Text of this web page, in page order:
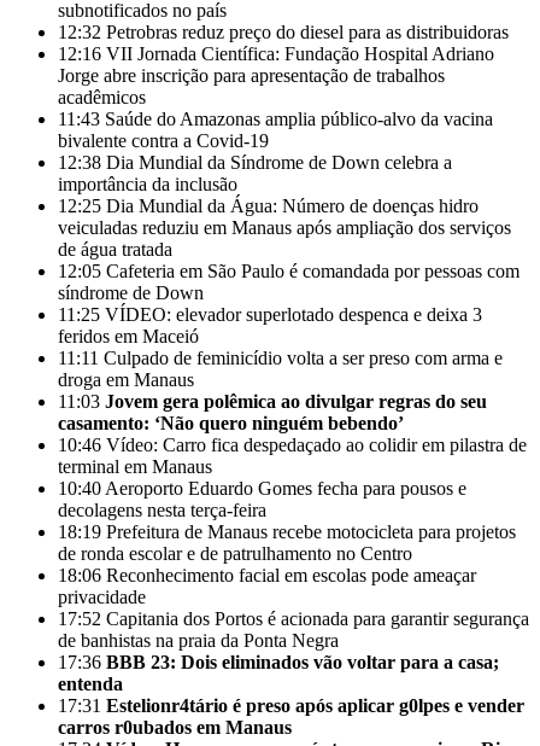
subnotificados no país
12:32 Petrobras reduz preço do diesel para as distribuidoras
12:16 VII Jornada Científica: Fundação Hospital Adriano
Jorge abre inscrição para apresentação de trabalhos
acadêmicos
11:43 Saúde do Amazonas amplia público-alvo da vacina
bivalente contra a Covid-19
12:38 Dia Mundial da Síndrome de Down celebra a
importância da inclusão
12:25 Dia Mundial da Água: Número de doenças hidro
veiculadas reduziu em Manaus após ampliação dos serviços
de água tratada
12:05 Cafeteria em São Paulo é comandada por pessoas com
síndrome de Down
11:25 VÍDEO: elevador superlotado despenca e deixa 3
feridos em Maceió
11:11 Culpado de feminicídio volta a ser preso com arma e
droga em Manaus
11:03 Jovem gera polêmica ao divulgar regras do seu
casamento: ‘Não quero ninguém bebendo’
10:46 Vídeo: Carro fica despedaçado ao colidir em pilastra de
terminal em Manaus
10:40 Aeroporto Eduardo Gomes fecha para pousos e
decolagens nesta terça-feira
18:19 Prefeitura de Manaus recebe motocicleta para projetos
de ronda escolar e de patrulhamento no Centro
18:06 Reconhecimento facial em escolas pode ameaçar
privacidade
17:52 Capitania dos Portos é acionada para garantir segurança
de banhistas na praia da Ponta Negra
17:36 BBB 23: Dois eliminados vão voltar para a casa;
entenda
17:31 Estelionr4tário é preso após aplicar g0lpes e vender
carros r0ubados em Manaus